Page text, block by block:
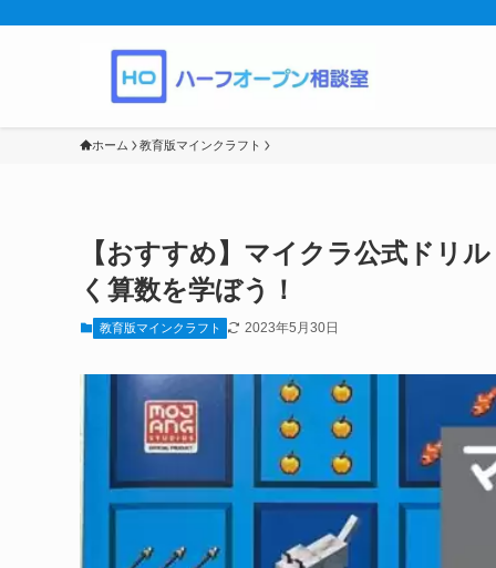
ホーム 教育版マインクラフト
【おすすめ】マイクラ公式ドリ
く算数を学ぼう！
教育版マインクラフト 2023年5月30日